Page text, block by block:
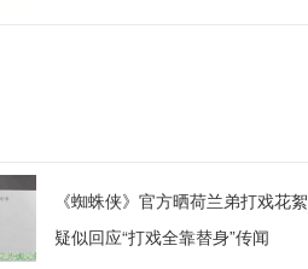
《蜘蛛侠》官方晒荷兰弟打戏花絮
疑似回应“打戏全靠替身”传闻